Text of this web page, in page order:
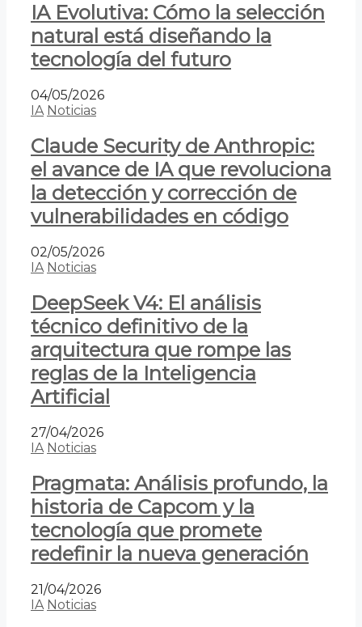
IA Evolutiva: Cómo la selección
natural está diseñando la
tecnología del futuro
04/05/2026
IA Noticias
Claude Security de Anthropic:
el avance de IA que revoluciona
la detección y corrección de
vulnerabilidades en código
02/05/2026
IA Noticias
DeepSeek V4: El análisis
técnico definitivo de la
arquitectura que rompe las
reglas de la Inteligencia
Artificial
27/04/2026
IA Noticias
Pragmata: Análisis profundo, la
historia de Capcom y la
tecnología que promete
redefinir la nueva generación
21/04/2026
IA Noticias